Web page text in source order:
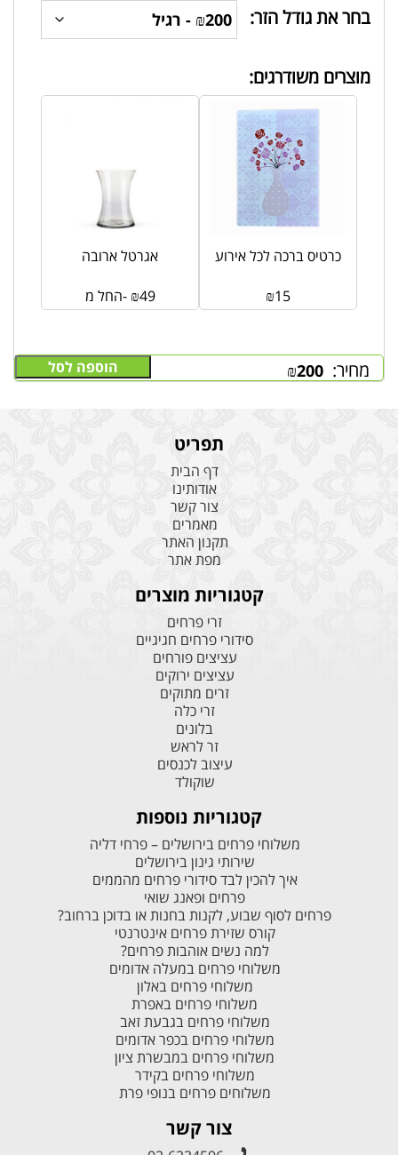
בחר את גודל הזר:
מחיר: ₪200 הוספה לסל
מוצרים משודרגים:
אגרטל ארובה
החל מ- ₪49
כרטיס ברכה לכל אירוע
₪15
תפריט
דף הבית
אודותינו
צור קשר
מאמרים
תקנון האתר
מפת אתר
קטגוריות מוצרים
זרי פרחים
סידורי פרחים חגיגיים
עציצים פורחים
עציצים ירוקים
זרים מתוקים
זרי כלה
בלונים
זר לראש
עיצוב לכנסים
שוקולד
קטגוריות נוספות
משלוחי פרחים בירושלים – פרחי דליה
שירותי גינון בירושלים
איך להכין לבד סידורי פרחים מהממים
פרחים ופאנג שואי
פרחים לסוף שבוע, לקנות בחנות או בדוכן ברחוב?
קורס שזירת פרחים אינטרנטי
למה נשים אוהבות פרחים?
משלוחי פרחים במעלה אדומים
משלוחי פרחים באלון
משלוחי פרחים באפרת
משלוחי פרחים בגבעת זאב
משלוחי פרחים בכפר אדומים
משלוחי פרחים במבשרת ציון
משלוחי פרחים בקידר
משלוחים פרחים בנופי פרת
צור קשר